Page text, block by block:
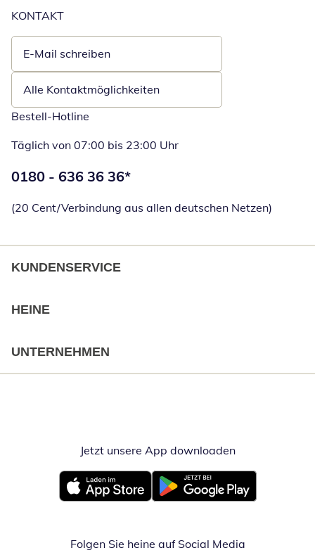
KONTAKT
E-Mail schreiben
Öffnet E-Mail-Client
Alle Kontaktmöglichkeiten
Bestell-Hotline
Täglich von 07:00 bis 23:00 Uhr
Telefonnummer:
0180 - 636 36 36*
(20 Cent/Verbindung aus allen deutschen Netzen)
KUNDENSERVICE
HEINE
UNTERNEHMEN
Jetzt unsere App downloadenÖffnet in
Öffnet in neuem FensterÖffnet in neuem Fenster
Folgen Sie heine auf Social Media